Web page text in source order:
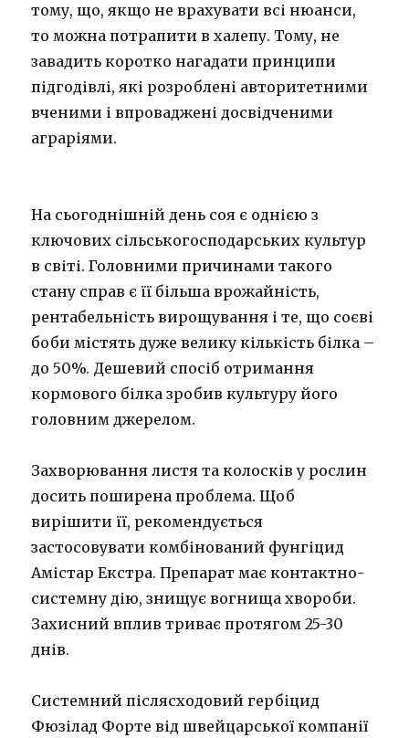
тому, що, якщо не врахувати всі нюанси,
то можна потрапити в халепу. Тому, не
завадить коротко нагадати принципи
підгодівлі, які розроблені авторитетними
вченими і впроваджені досвідченими
аграріями.
На сьогоднішній день соя є однією з
ключових сільськогосподарських культур
в світі. Головними причинами такого
стану справ є її більша врожайність,
рентабельність вирощування і те, що соєві
боби містять дуже велику кількість білка –
до 50%. Дешевий спосіб отримання
кормового білка зробив культуру його
головним джерелом.
Захворювання листя та колосків у рослин
досить поширена проблема. Щоб
вирішити її, рекомендується
застосовувати комбінований фунгіцид
Амістар Екстра. Препарат має контактно-
системну дію, знищує вогнища хвороби.
Захисний вплив триває протягом 25-30
днів.
Системний післясходовий гербіцид
Фюзілад Форте від швейцарської компанії